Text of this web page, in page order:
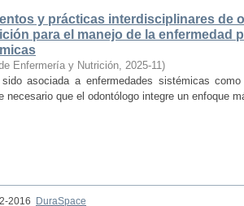
y prácticas interdisciplinares de
para el manejo de la enfermedad
Enfermería y Nutrición, 2025-11)
sido asociada a enfermedades sistémicas
necesario que el odontólogo integre un enfoque
2016 DuraSpace